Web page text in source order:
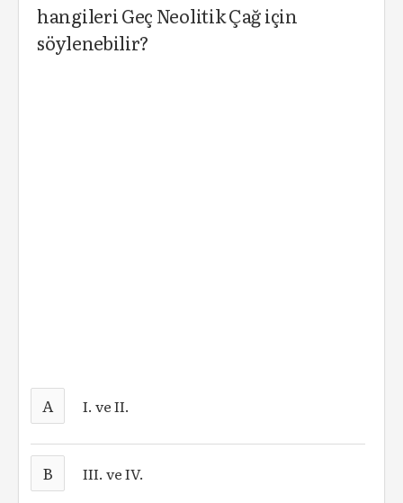
hangileri Geç Neolitik Çağ için
söylenebilir?
A I. ve II.
B III. ve IV.